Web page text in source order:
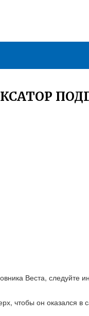
Веста, следуйте
чтобы он оказался